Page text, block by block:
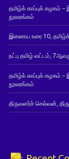
தமிழ்க் காப்புக்
நூலரங்கம்
இணைய உரை 10,
நட்பு தமிழ் வட்டம்,
தமிழ்க் காப்புக்
நூலரங்கம்
திருவளர்ச் செல்வன்,